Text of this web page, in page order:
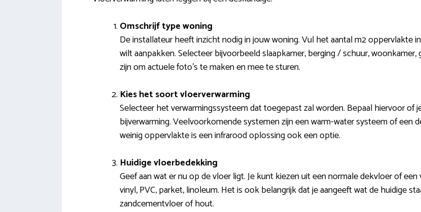
Omschrijf type woning
De installateur heeft inzicht nodig in jouw woning. Vul het aantal m2 oppervlakte
wilt aanpakken. Selecteer bijvoorbeeld slaapkamer, berging / schuur,
zijn om actuele foto’s te maken en mee te sturen.
Kies het soort vloerverwarming
Selecteer het verwarmingssysteem dat toegepast zal worden. Bepaal hiervoor of
bijverwarming. Veelvoorkomende systemen zijn een warm-water systeem of een
weinig oppervlakte is een infrarood oplossing ook een optie.
Huidige vloerbedekking
Geef aan wat er nu op de vloer ligt. Je kunt kiezen uit een normale dekvloer of
vinyl, PVC, parket, linoleum. Het is ook belangrijk dat je aangeeft wat de huidige
zandcementvloer of hout.